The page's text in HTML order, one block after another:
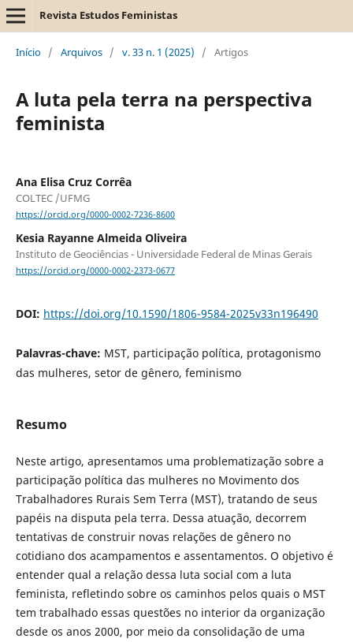
Revista Estudos Feministas
Início / Arquivos / v. 33 n. 1 (2025) / Artigos
A luta pela terra na perspectiva
feminista
Ana Elisa Cruz Corrêa
COLTEC /UFMG
https://orcid.org/0000-0002-7236-8600
Kesia Rayanne Almeida Oliveira
Instituto de Geociências - Universidade Federal de Minas Gerais
https://orcid.org/0000-0002-2373-0677
DOI: https://doi.org/10.1590/1806-9584-2025v33n196490
Palavras-chave: MST, participação política, protagonismo
das mulheres, setor de gênero, feminismo
Resumo
Neste artigo, apresentamos uma problematização sobre a
participação política das mulheres no Movimento dos
Trabalhadores Rurais Sem Terra (MST), tratando de seus
papéis na disputa pela terra. Dessa atuação, decorrem
tentativas de construir novas relações de gênero no
cotidiano dos acampamentos e assentamentos. O objetivo é
entender qual a relação dessa luta social com a luta
feminista, refletindo sobre os caminhos pelos quais o MST
tem trabalhado essas questões no interior da organização
desde os anos 2000, por meio da consolidação de uma